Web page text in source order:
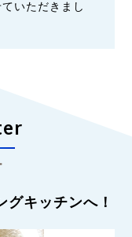
いただきまし
キッチンへ！